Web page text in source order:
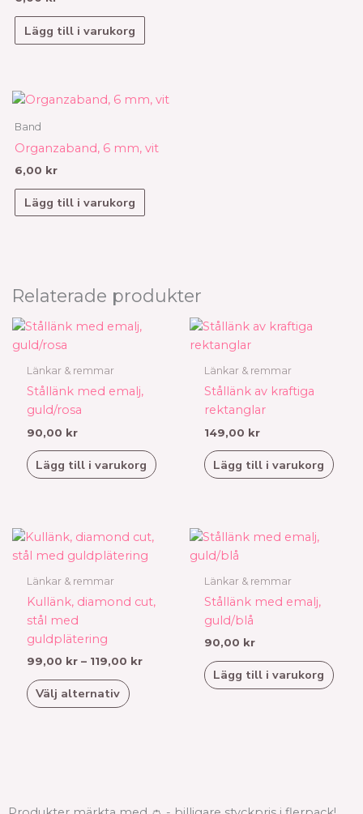
Lägg till i varukorg
Band
Organzaband, 6 mm, vit
6,00 kr
Lägg till i varukorg
Relaterade produkter
Länkar & remmar
Stållänk med emalj,
guld/rosa
90,00 kr
Lägg till i varukorg
Länkar & remmar
Stållänk av kraftiga
rektanglar
149,00 kr
Lägg till i varukorg
Länkar & remmar
Kullänk, diamond cut,
stål med
guldplätering
99,00 kr – 119,00 kr
Prisintervall:
till
Välj alternativ
Den
här
produkten
flera
varianter.
De
olika
alternativen
kan
Länkar & remmar
Stållänk med emalj,
guld/blå
90,00 kr
Lägg till i varukorg